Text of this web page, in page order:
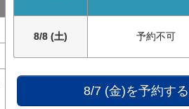
8/8 (土) 予約不可
8/7 (金)を予約する